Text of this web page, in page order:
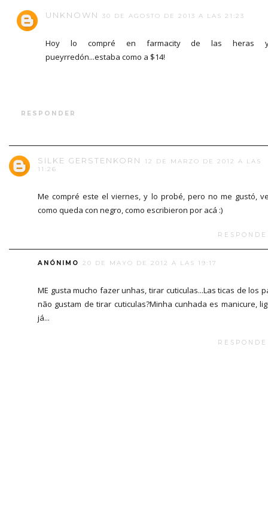
UNKNOWN 30 DE AGOSTO DE 2013 A LAS 21:23
Hoy lo compré en farmacity de las heras
pueyrredón...estaba como a $14!
RESPONDER
SILKE GERSTENKORN
12 DE MARZO DE 2012 A LAS
11:26
Me compré este el viernes, y lo probé, pero no me gustó,
como queda con negro, como escribieron por acá :)
ANÓNIMO 20 DE MAYO DE 2012 A LAS 19:17
ME gusta mucho fazer unhas, tirar cuticulas...Las ticas de los
não gustam de tirar cuticulas?Minha cunhada es manicure,
já...